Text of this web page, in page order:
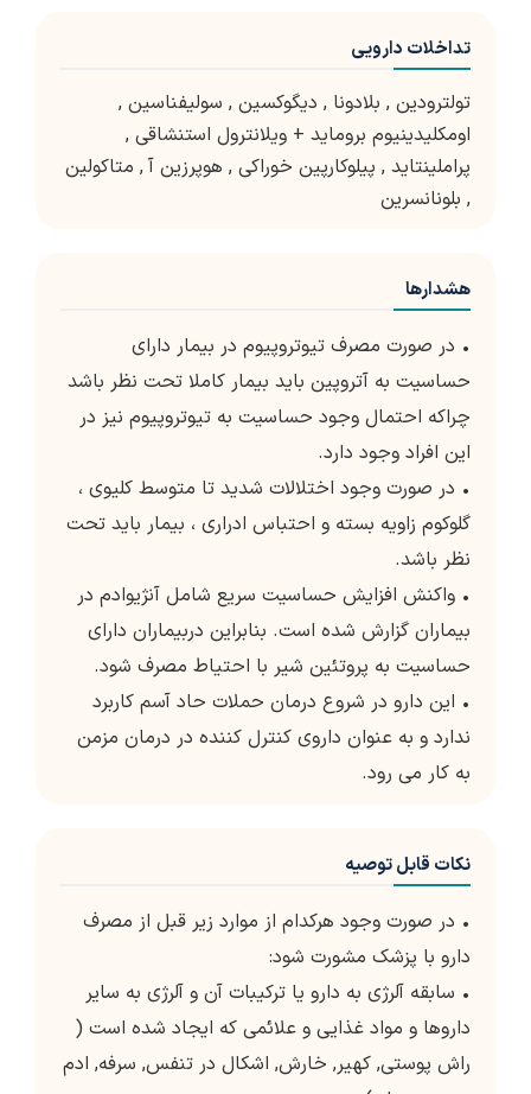
تداخلات دارویی
تولترودین , بلادونا , دیگوکسین , سولیفناسین ,
اومکلیدینیوم بروماید + ویلانترول استنشاقی ,
پراملینتاید , پیلوکارپین خوراکی , هوپرزین آ , متاکولین
, بلونانسرین
هشدارها
• در صورت مصرف تیوتروپیوم در بیمار دارای
حساسیت به آتروپین باید بیمار کاملا تحت نظر باشد
چراکه احتمال وجود حساسیت به تیوتروپیوم نیز در
این افراد وجود دارد.
• در صورت وجود اختلالات شدید تا متوسط کلیوی ،
گلوکوم زاویه بسته و احتباس ادراری ، بیمار باید تحت
نظر باشد.
• واکنش افزایش حساسیت سریع شامل آنژیوادم در
بیماران گزارش شده است. بنابراین دربیماران دارای
حساسیت به پروتئین شیر با احتیاط مصرف شود.
• این دارو در شروع درمان حملات حاد آسم کاربرد
ندارد و به عنوان داروی کنترل کننده در درمان مزمن
به کار می رود.
نکات قابل توصیه
• در صورت وجود هرکدام از موارد زیر قبل از مصرف
دارو با پزشک مشورت شود:
• سابقه آلرژی به دارو یا ترکیبات آن و آلرژی به سایر
داروها و مواد غذایی و علائمی که ایجاد شده است (
راش پوستی, کهیر, خارش, اشکال در تنفس, سرفه, ادم